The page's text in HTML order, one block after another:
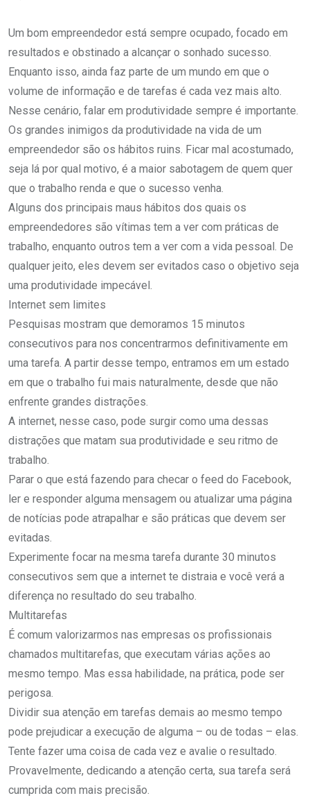
Um bom empreendedor está sempre ocupado, focado em
resultados e obstinado a alcançar o sonhado sucesso.
Enquanto isso, ainda faz parte de um mundo em que o
volume de informação e de tarefas é cada vez mais alto.
Nesse cenário, falar em produtividade sempre é importante.
Os grandes inimigos da produtividade na vida de um
empreendedor são os hábitos ruins. Ficar mal acostumado,
seja lá por qual motivo, é a maior sabotagem de quem quer
que o trabalho renda e que o sucesso venha.
Alguns dos principais maus hábitos dos quais os
empreendedores são vítimas tem a ver com práticas de
trabalho, enquanto outros tem a ver com a vida pessoal. De
qualquer jeito, eles devem ser evitados caso o objetivo seja
uma produtividade impecável.
Internet sem limites
Pesquisas mostram que demoramos 15 minutos
consecutivos para nos concentrarmos definitivamente em
uma tarefa. A partir desse tempo, entramos em um estado
em que o trabalho fui mais naturalmente, desde que não
enfrente grandes distrações.
A internet, nesse caso, pode surgir como uma dessas
distrações que matam sua produtividade e seu ritmo de
trabalho.
Parar o que está fazendo para checar o feed do Facebook,
ler e responder alguma mensagem ou atualizar uma página
de notícias pode atrapalhar e são práticas que devem ser
evitadas.
Experimente focar na mesma tarefa durante 30 minutos
consecutivos sem que a internet te distraia e você verá a
diferença no resultado do seu trabalho.
Multitarefas
É comum valorizarmos nas empresas os profissionais
chamados multitarefas, que executam várias ações ao
mesmo tempo. Mas essa habilidade, na prática, pode ser
perigosa.
Dividir sua atenção em tarefas demais ao mesmo tempo
pode prejudicar a execução de alguma – ou de todas – elas.
Tente fazer uma coisa de cada vez e avalie o resultado.
Provavelmente, dedicando a atenção certa, sua tarefa será
cumprida com mais precisão.